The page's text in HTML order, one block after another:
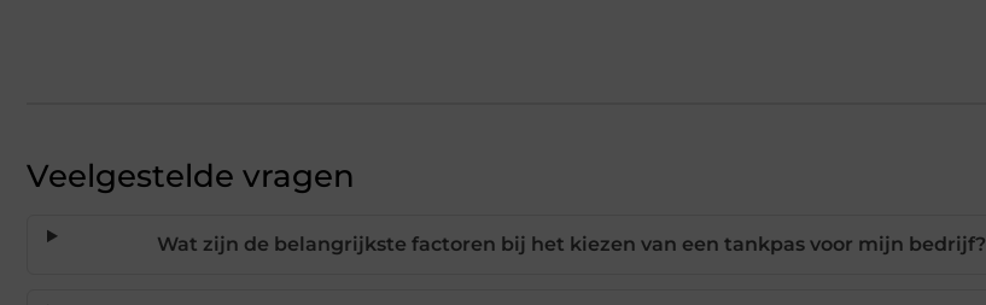
Veelgestelde vragen
Wat zijn de belangrijkste factoren bij het kiezen van een tankpas voor mijn bedrijf?